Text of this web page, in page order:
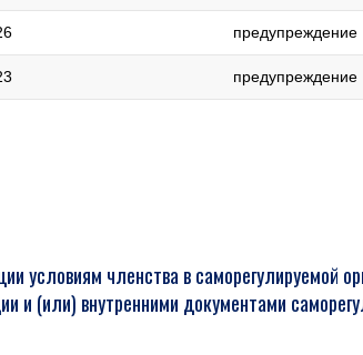
предупреждение
предупреждение
условиям членства в саморегулируемой
и (или) внутренними документами